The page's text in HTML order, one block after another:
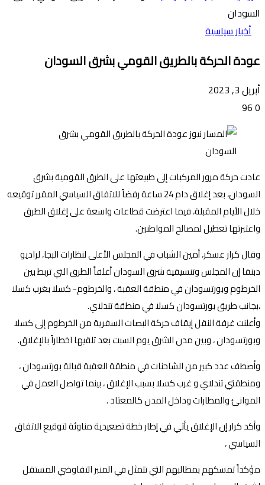
السودان
أخبار سياسية
عودة الحركة بالطريق القومي بشرق السودان
أبريل 3, 2023
0
عادت حركة مرور المركبات إلى طبيعتها على الطرق القومية بشرق
السودان، بعد إغلاق دام 24 ساعة رفضاً للاتفاق السياسي المقرر توقيعه
خلال الأيام المقبلة، فيما اعترضت قطاعات واسعة على إغلاق الطرق
واعتبرتها تعطيل لمصالح المواطنين.
وقال كرار عسكر، أمين الشباب في المجلس الأعلى لنظارات البجا، لراديو
دبنقا إن المجلس وتنسيقية شرق السودان أغلقاً الطرق التي تربط بين
الخرطوم وبورتسودان في منطقة العقبة ، والخرطوم- كسلا بغرب كسلا
،بجانب طريق بورتسودان كسلا في منطقة تندلاي.
وأعلنت غرفة النقل إيقاف حركة البصات السفرية من الخرطوم إلى كسلا
وبورتسودان ، وبين مدن الشرق يوم السبت بعد تلقيها اخطاراً بالإغلاق.
وأصطف عدد كبير من الشاحنات في منطقة العقبة قبالة بورتسودان ،
ومنطقتي تندلاي و غرب كسلا بسبب الإغلاق ، بينما تواصل العمل في
الموانئ والمطارات وداخل المدن كالمعتاد .
وأكد كرار إن الإغلاق يأتي في إطار خطة تصعيدية مناوئة لتوقيع الاتفاق
السياسي ،
مؤكداً تمسكهم بمطالبهم التي تتمثل في المنبر التفاوضي المستقل